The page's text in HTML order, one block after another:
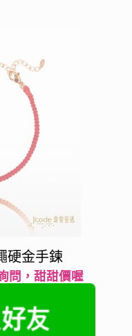
硬金手鍊
問，甜甜價喔